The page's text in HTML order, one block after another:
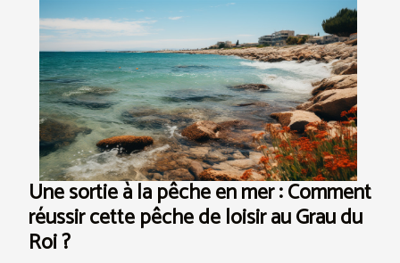
Une sortie à la pêche en mer : Comment
réussir cette pêche de loisir au Grau du
Roi ?